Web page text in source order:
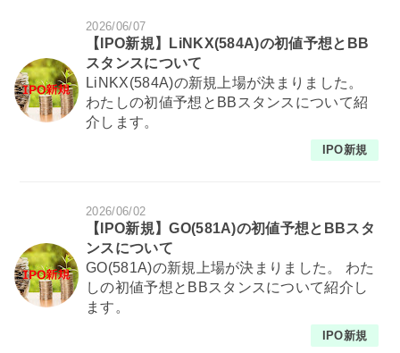
2026/06/07
【IPO新規】LiNKX(584A)の初値予想とBB
スタンスについて
LiNKX(584A)の新規上場が決まりました。
わたしの初値予想とBBスタンスについて紹
介します。
IPO新規
2026/06/02
【IPO新規】GO(581A)の初値予想とBBスタ
ンスについて
GO(581A)の新規上場が決まりました。 わた
しの初値予想とBBスタンスについて紹介し
ます。
IPO新規